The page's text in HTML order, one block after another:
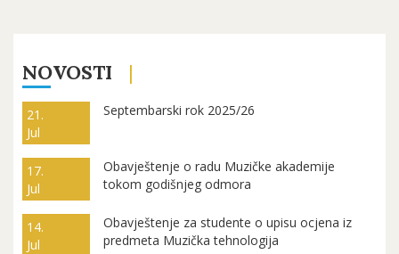
NOVOSTI
21.
Jul
Septembarski rok 2025/26
17.
Jul
Obavještenje o radu Muzičke akademije
tokom godišnjeg odmora
14.
Jul
Obavještenje za studente o upisu ocjena iz
predmeta Muzička tehnologija